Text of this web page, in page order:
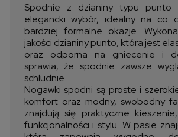
Spodnie z dzianiny typu
elegancki wybór, idealny na co
bardziej formalne okazje.
jakości dzianiny punto, która jest
oraz odporna na gniecenie i
sprawia, że spodnie zawsze
schludnie.
Nogawki spodni są proste i
komfort oraz modny, swobodny
znajdują się praktyczne
funkcjonalności i stylu. W pasie